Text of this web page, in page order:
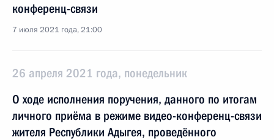
конференц-связи
7 июля 2021 года, 21:00
26 апреля 2021 года, понедельник
О ходе исполнения поручения, данного по итогам
личного приёма в режиме видео-конференц-связи
жителя Республики Адыгея, проведённого